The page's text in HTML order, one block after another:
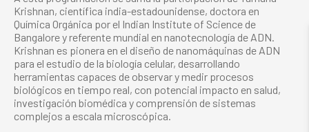
Krishnan, científica india-estadounidense, doctora en
Química Orgánica por el Indian Institute of Science de
Bangalore y referente mundial en nanotecnología de ADN.
Krishnan es pionera en el diseño de nanomáquinas de ADN
para el estudio de la biología celular, desarrollando
herramientas capaces de observar y medir procesos
biológicos en tiempo real, con potencial impacto en salud,
investigación biomédica y comprensión de sistemas
complejos a escala microscópica.